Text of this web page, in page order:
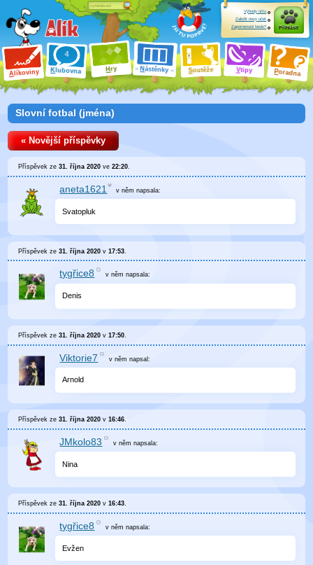
Alíkoviny Klubovna Hry Nástěnky Soutěže Vtipy Poradna
Výhody účtu
Založit nový účet
Zapomenuté heslo?
Přihlásit
Slovní fotbal (jména)
« Novější příspěvky
Příspěvek ze31. října 2020 ve22:20.
aneta1621 v něm napsala:
Svatopluk
Příspěvek ze31. října 2020 v17:53
tygřice8 v němnapsala:
Denis
Příspěvek ze31. října 2020 v17:50
Viktorie7 v němnapsal:
Arnold
Příspěvek ze31. října 2020 v16:46.
JMkolo83 v němnapsala:
Nina
Příspěvek ze31. října 2020 v16:43.
tygřice8 v němnapsala:
Evžen